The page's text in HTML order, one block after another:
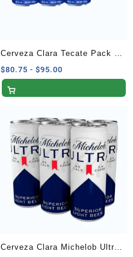
Cerveza Clara Tecate Pack de
6 Latas 355 ml
$80.75 - $95.00
de
$80.75
hasta
$95.00
Cerveza Clara Michelob Ultra